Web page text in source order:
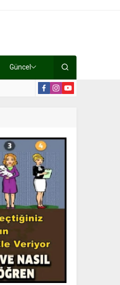
Güncel